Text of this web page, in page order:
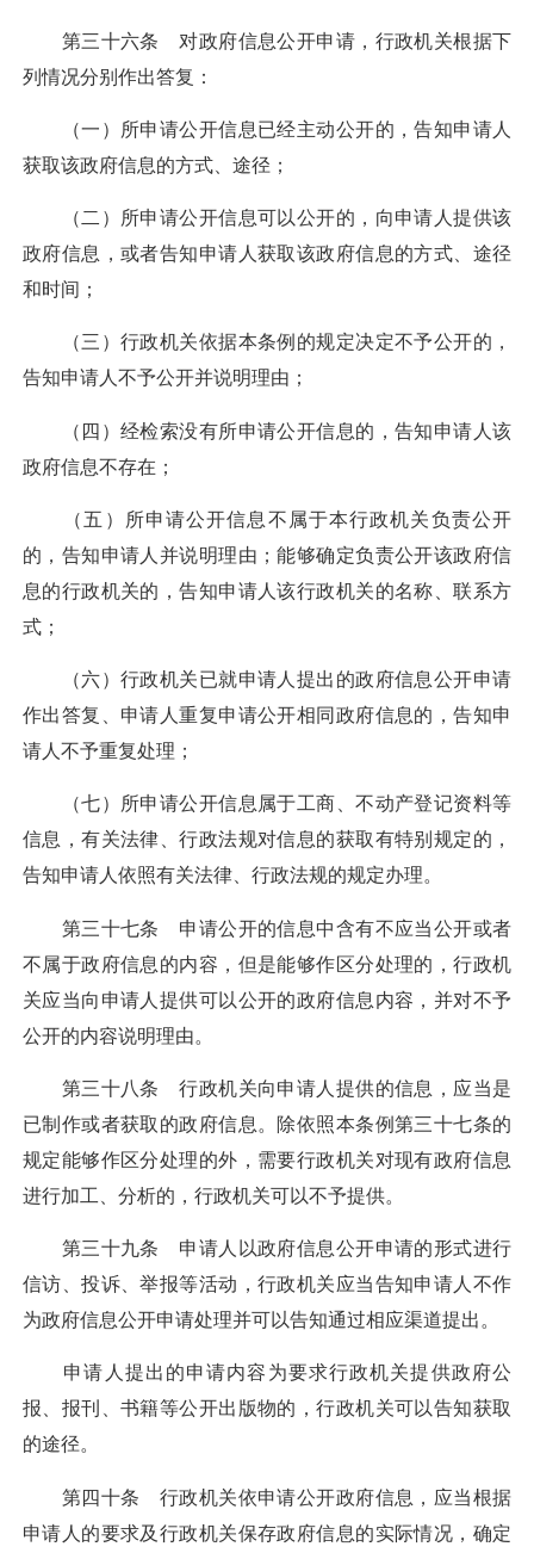
第三十六条 对政府信息公开申请，行政机关根据下
列情况分别作出答复：
（一）所申请公开信息已经主动公开的，告知申请人
获取该政府信息的方式、途径；
（二）所申请公开信息可以公开的，向申请人提供该
政府信息，或者告知申请人获取该政府信息的方式、途径
和时间；
（三）行政机关依据本条例的规定决定不予公开的，
告知申请人不予公开并说明理由；
（四）经检索没有所申请公开信息的，告知申请人该
政府信息不存在；
（五）所申请公开信息不属于本行政机关负责公开
的，告知申请人并说明理由；能够确定负责公开该政府信
息的行政机关的，告知申请人该行政机关的名称、联系方
式；
（六）行政机关已就申请人提出的政府信息公开申请
作出答复、申请人重复申请公开相同政府信息的，告知申
请人不予重复处理；
（七）所申请公开信息属于工商、不动产登记资料等
信息，有关法律、行政法规对信息的获取有特别规定的，
告知申请人依照有关法律、行政法规的规定办理。
第三十七条 申请公开的信息中含有不应当公开或者
不属于政府信息的内容，但是能够作区分处理的，行政机
关应当向申请人提供可以公开的政府信息内容，并对不予
公开的内容说明理由。
第三十八条 行政机关向申请人提供的信息，应当是
已制作或者获取的政府信息。除依照本条例第三十七条的
规定能够作区分处理的外，需要行政机关对现有政府信息
进行加工、分析的，行政机关可以不予提供。
第三十九条 申请人以政府信息公开申请的形式进行
信访、投诉、举报等活动，行政机关应当告知申请人不作
为政府信息公开申请处理并可以告知通过相应渠道提出。
申请人提出的申请内容为要求行政机关提供政府公
报、报刊、书籍等公开出版物的，行政机关可以告知获取
的途径。
第四十条 行政机关依申请公开政府信息，应当根据
申请人的要求及行政机关保存政府信息的实际情况，确定